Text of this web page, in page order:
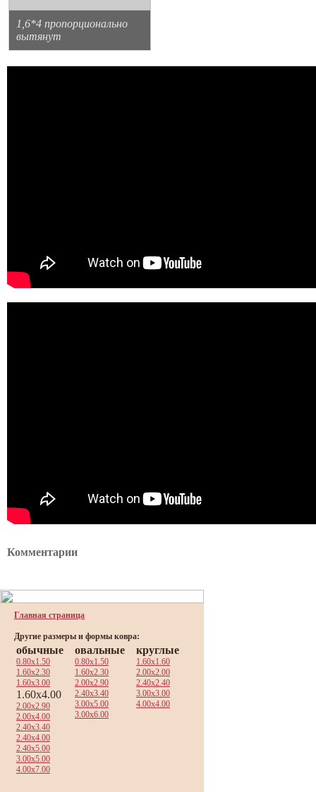
1,6*4 пропорционально
вытянут
Комментарии
Главная страница
Другие размеры и формы ковра:
обычные
0.80x1.50
1.60x2.30
1.60x3.00
1.60x4.00
2.00x2.90
2.00x4.00
2.40x3.40
2.40x4.00
2.40x5.00
3.00x5.00
4.00x7.00
овальные
0.80x1.50
1.60x2.30
2.00x2.90
2.40x3.40
3.00x5.00
3.00x6.00
круглые
1.60x1.60
2.00x2.00
2.40x2.40
3.00x3.00
4.00x4.00